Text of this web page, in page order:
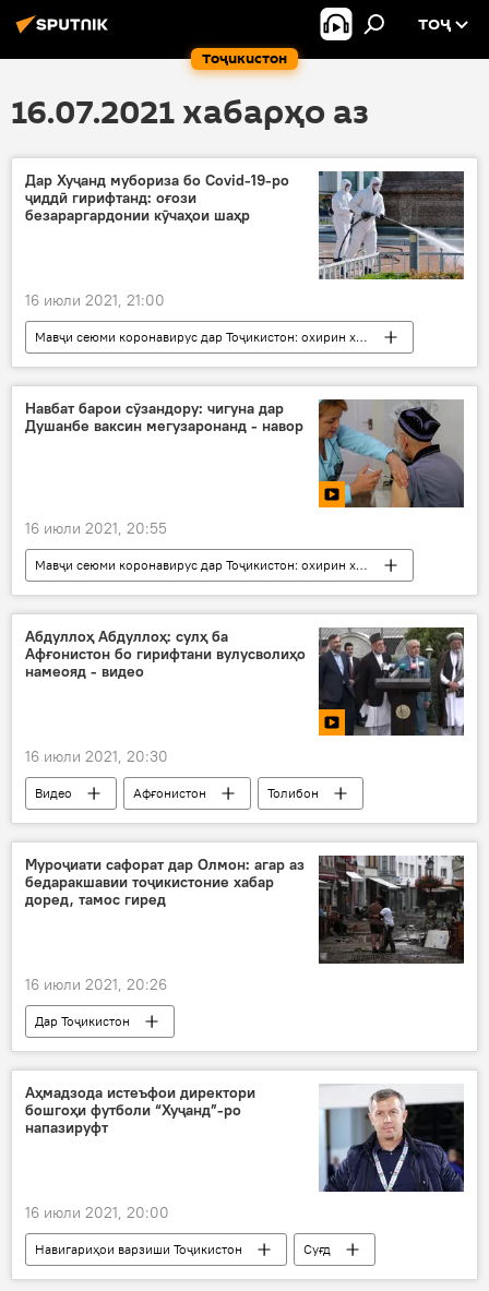
Тоҷикистон
ТОҶ
16.07.2021 хабарҳо аз
Дар Хуҷанд мубориза бо Covid-19-ро
ҷиддӣ гирифтанд: оғози
безараргардонии кӯчаҳои шаҳр
16 июли 2021, 21:00
Мавҷи сеюми коронавирус дар Тоҷикистон: охирин хабару гузоришҳо
Дар Тоҷикистон
нигаронӣ
Хуҷанд
мақомот
кӯча коронавирус
Навбат барои сӯзандору: чигуна дар
Душанбе ваксин мегузаронанд - навор
16 июли 2021, 20:55
Мавҷи сеюми коронавирус дар Тоҷикистон: охирин хабару гузоришҳо
Видео
Тандурустӣ
ваксина
коронавирус
Абдуллоҳ Абдуллоҳ: сулҳ ба
Афғонистон бо гирифтани вулусволиҳо
намеояд - видео
16 июли 2021, 20:30
Видео Афғонистон
Толибон
Абдуллоҳ Абдуллоҳ
Ҳамид Карзай
музокирот
нишаст
Муроҷиати сафорат дар Олмон: агар аз
бедаракшавии тоҷикистоние хабар
доред, тамос гиред
16 июли 2021, 20:26
Дар Тоҷикистон
Рӯйдод, ҷиноят ва ҳолатҳои фавқулода
кофтукоб
Аҳмадзода истеъфои директори
бошгоҳи футболи “Хуҷанд”-ро
напазируфт
16 июли 2021, 20:00
Навигариҳои варзиши Тоҷикистон
Суғд
Хуҷанд
Раҷаббой Аҳмадзода